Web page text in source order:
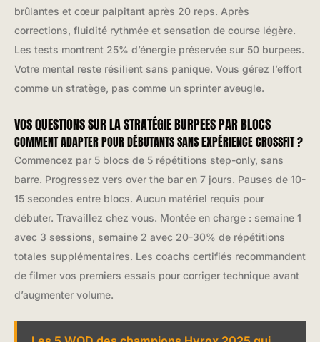
brûlantes et cœur palpitant après 20 reps. Après
corrections, fluidité rythmée et sensation de course légère.
Les tests montrent 25% d’énergie préservée sur 50 burpees.
Votre mental reste résilient sans panique. Vous gérez l’effort
comme un stratège, pas comme un sprinter aveugle.
VOS QUESTIONS SUR LA STRATÉGIE BURPEES PAR BLOCS
COMMENT ADAPTER POUR DÉBUTANTS SANS EXPÉRIENCE CROSSFIT ?
Commencez par 5 blocs de 5 répétitions step-only, sans
barre. Progressez vers over the bar en 7 jours. Pauses de 10-
15 secondes entre blocs. Aucun matériel requis pour
débuter. Travaillez chez vous. Montée en charge : semaine 1
avec 3 sessions, semaine 2 avec 20-30% de répétitions
totales supplémentaires. Les coachs certifiés recommandent
de filmer vos premiers essais pour corriger technique avant
d’augmenter volume.